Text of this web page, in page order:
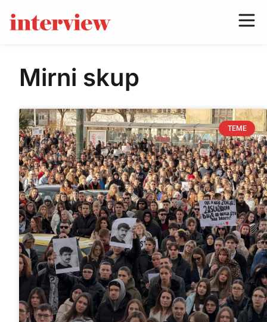
Mirni skup
TEME